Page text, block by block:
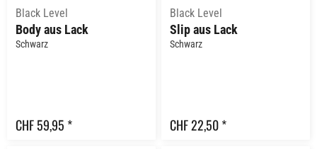
Black Level
Body aus Lack
Schwarz
CHF 59,95 *
Black Level
Slip aus Lack
Schwarz
CHF 22,50 *